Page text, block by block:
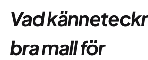
Vad
bra mall för